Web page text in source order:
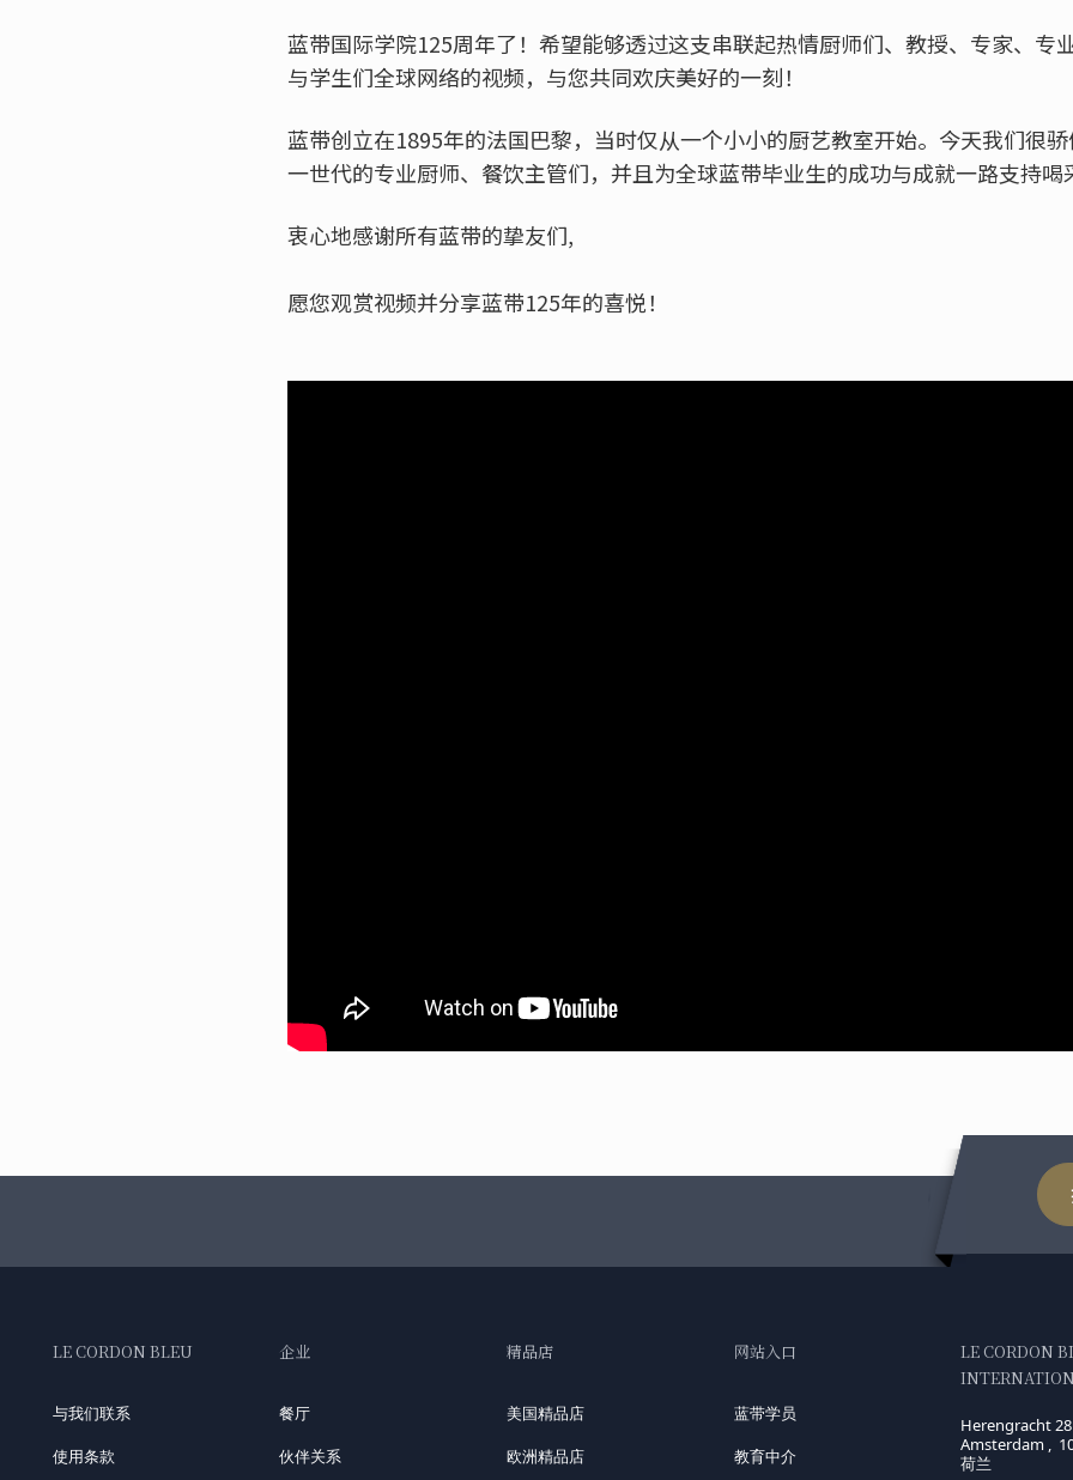
蓝带国际学院125周年了！希望能够透过这支串联起热情厨师们、教授、专家、专
与学生们全球网络的视频，与您共同欢庆美好的一刻！
蓝带创立在1895年的法国巴黎，当时仅从一个小小的厨艺教室开始。今天我们很
一世代的专业厨师、餐饮主管们，并且为全球蓝带毕业生的成功与成就一路支持喝
衷心地感谢所有蓝带的挚友们,
愿您观赏视频并分享蓝带125年的喜悦！
LE CORDON BLEU
与我们联系
使用条款
企业
餐厅
伙伴关系
精品店
美国精品店
欧洲精品店
网站入口
蓝带学员
教育中介
LE CORDON
Herengracht 28
Amsterdam ,
荷兰